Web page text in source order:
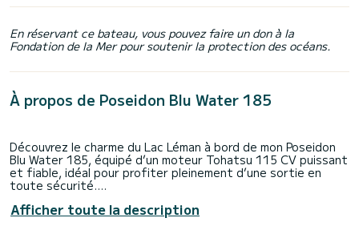
En réservant ce bateau, vous pouvez faire un don à la
Fondation de la Mer pour soutenir la protection des océans.
À propos de Poseidon Blu Water 185
Découvrez le charme du Lac Léman à bord de mon Poseidon
Blu Water 185, équipé d’un moteur Tohatsu 115 CV puissant
et fiable, idéal pour profiter pleinement d’une sortie en
toute sécurité.
Équipements à bord :
Afficher toute la description